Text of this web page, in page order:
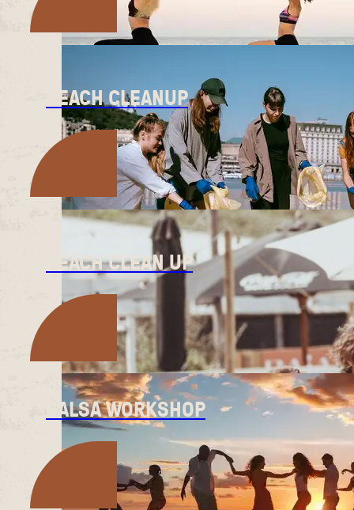
BEACH CLEANUP
BEACH CLEAN UP
SALSA WORKSHOP